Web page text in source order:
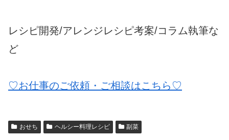
レシピ開発/アレンジレシピ考案/コラム執筆な
ど
♡お仕事のご依頼・ご相談はこちら♡
おせち ヘルシー料理レシピ 副菜